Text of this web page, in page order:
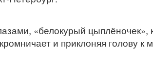
«белокурый цыплёночек»,
и приклоняя голову к